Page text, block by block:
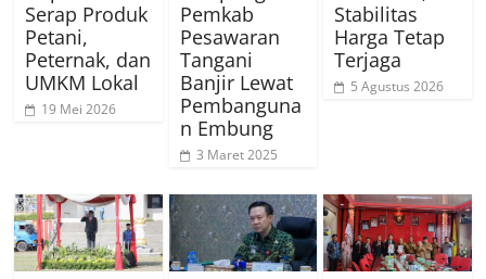
Serap Produk
Petani,
Peternak, dan
UMKM Lokal
19 Mei 2026
Pemkab
Pesawaran
Tangani
Banjir Lewat
Pembanguna
n Embung
3 Maret 2025
Stabilitas
Harga Tetap
Terjaga
5 Agustus 2026